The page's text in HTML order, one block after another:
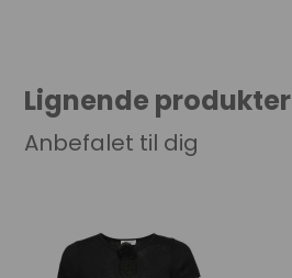
Lignende produkter
Anbefalet til dig